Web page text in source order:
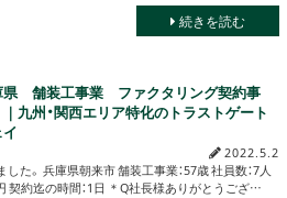
続きを読む
県 舗装工事業 ファクタリング契約事
九州・関西エリア特化のトラストゲート
イ
2022.5.2
た。 兵庫県朝来市 舗装工事業：57歳 社員数：7人
契約迄の時間：1日 ＊Q社長様ありがとうござ…